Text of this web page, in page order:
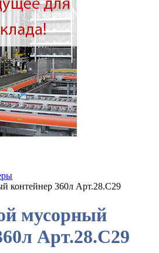
контейнер 360л Арт.28.C29
мусорный
Арт.28.C29